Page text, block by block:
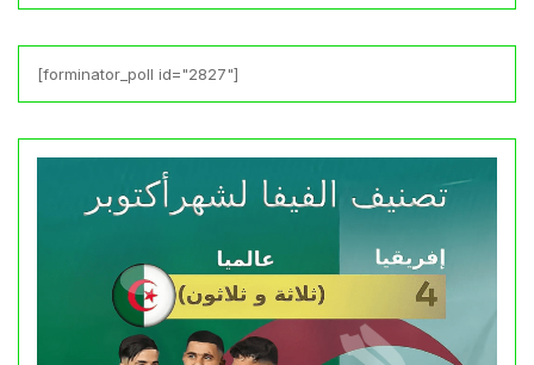
[forminator_poll id="2827"]